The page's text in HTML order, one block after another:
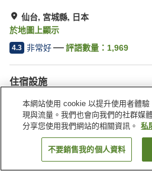
仙台, 宮城縣, 日本
於地圖上顯示
4.3 非常好 評語數量： 1,969
住宿設施
水療/美容院
自
會議室
收
日本 宮城縣
仙台
仙台蒙特埃瑪納酒店（蒙特利酒店集團）
找客房
本網站使用 cookie 以提升使用者體
現與流量。我們也會向我們的社群媒
分享您使用我們網站的相關資訊。
私
不要銷售我的個人資料